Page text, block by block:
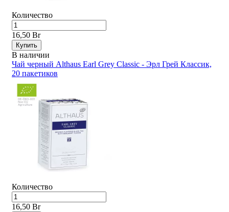
Количество
16,50 Br
Купить
В наличии
Чай черный Althaus Earl Grey Classic - Эрл Грей Классик,
20 пакетиков
Количество
16,50 Br